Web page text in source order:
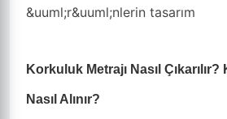
&uuml;r&uuml;nlerin tasarım
Korkuluk Metrajı Nasıl
Nasıl Alınır?